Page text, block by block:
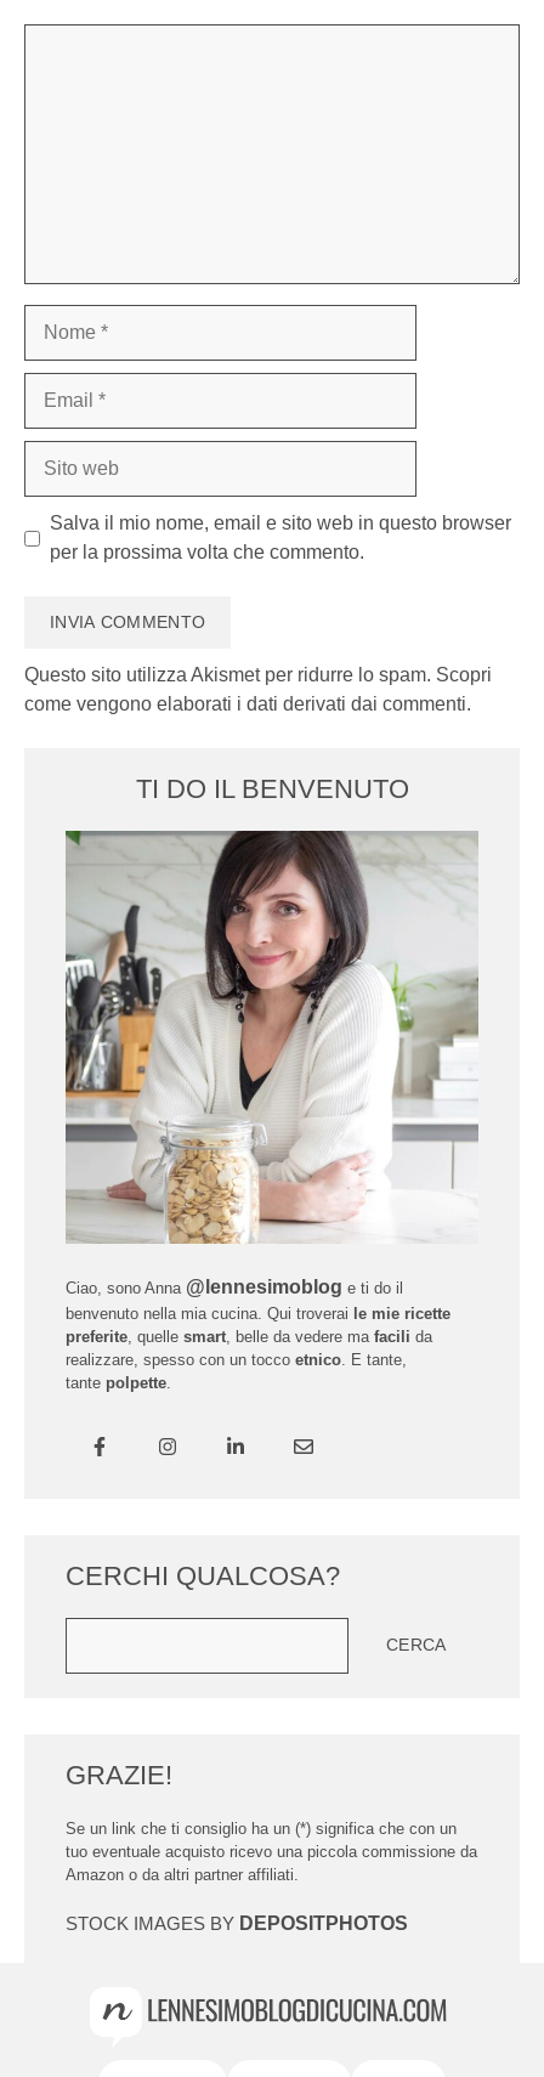
Salva il mio nome, email e sito web in questo browser
per la prossima volta che commento.
Questo sito utilizza Akismet per ridurre lo spam. Scopri
come vengono elaborati i dati derivati dai commenti.
TI DO IL BENVENUTO
Ciao, sono Anna @lennesimoblog e ti do il
benvenuto nella mia cucina. Qui troverai le mie ricette
preferite, quelle smart, belle da vedere ma facili da
realizzare, spesso con un tocco etnico. E tante,
tante polpette.
CERCHI QUALCOSA?
CERCA
GRAZIE!
Se un link che ti consiglio ha un (*) significa che con un
tuo eventuale acquisto ricevo una piccola commissione da
Amazon o da altri partner affiliati.
STOCK IMAGES BY DEPOSITPHOTOS